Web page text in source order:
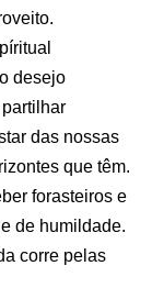
desejo
das nossas
que têm.
forasteiros e
de humildade.
corre pelas